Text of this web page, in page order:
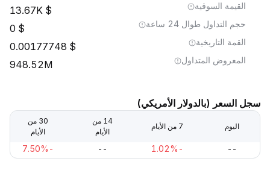
القيمة السوقية 13.67K
حجم التداول طوال 24 ساعة 0
القمة التاريخية 0.00177748
المعروض المتداول 948.52M
سجل السعر (بالدولار الأمريكي)
اليوم 7 من الأيام
14 من
الأيام
30 من
الأيام
--
-1.02%
--
-7.50%